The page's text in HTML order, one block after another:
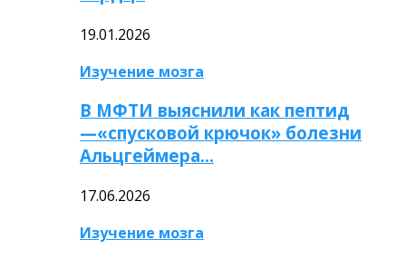
19.01.2026
Изучение мозга
В МФТИ выяснили как пептид
—«спусковой крючок» болезни
Альцгеймера…
17.06.2026
Изучение мозга